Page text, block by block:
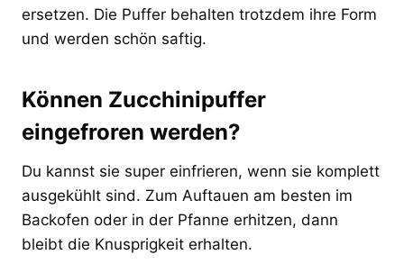
ersetzen. Die Puffer behalten trotzdem ihre Form
und werden schön saftig.
Können Zucchinipuffer
eingefroren werden?
Du kannst sie super einfrieren, wenn sie komplett
ausgekühlt sind. Zum Auftauen am besten im
Backofen oder in der Pfanne erhitzen, dann
bleibt die Knusprigkeit erhalten.